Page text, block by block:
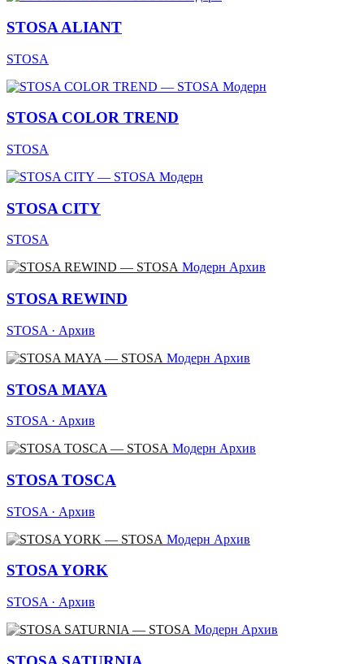
STOSA ALIANT
STOSA
Модерн
STOSA COLOR TREND
STOSA
Модерн
STOSA CITY
STOSA
Модерн Архив
STOSA REWIND
STOSA · Архив
Модерн Архив
STOSA MAYA
STOSA · Архив
Модерн Архив
STOSA TOSCA
STOSA · Архив
Модерн Архив
STOSA YORK
STOSA · Архив
Модерн Архив